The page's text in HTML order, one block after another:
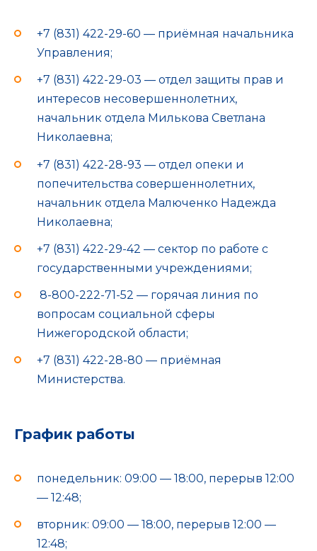
+7 (831) 422-29-60 — приёмная начальника
Управления;
+7 (831) 422-29-03 — отдел защиты прав и
интересов несовершеннолетних,
начальник отдела Милькова Светлана
Николаевна;
+7 (831) 422-28-93 — отдел опеки и
попечительства совершеннолетних,
начальник отдела Малюченко Надежда
Николаевна;
+7 (831) 422-29-42 — сектор по работе с
государственными учреждениями;
8-800-222-71-52 — горячая линия по
вопросам социальной сферы
Нижегородской области;
+7 (831) 422-28-80 — приёмная
Министерства.
График работы
понедельник: 09:00 — 18:00, перерыв 12:00
— 12:48;
вторник: 09:00 — 18:00, перерыв 12:00 —
12:48;